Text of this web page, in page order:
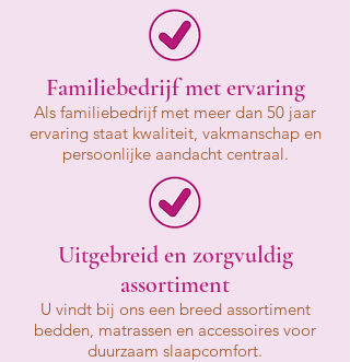
Familiebedrijf met ervaring
Als familiebedrijf met meer dan 50 jaar
ervaring staat kwaliteit, vakmanschap en
persoonlijke aandacht centraal.
Uitgebreid en zorgvuldig
assortiment
U vindt bij ons een breed assortiment
bedden, matrassen en accessoires voor
duurzaam slaapcomfort.